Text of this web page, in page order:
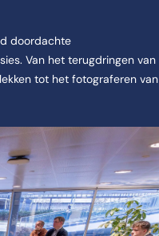
doordachte
Van het terugdringen van
tot het fotograferen van